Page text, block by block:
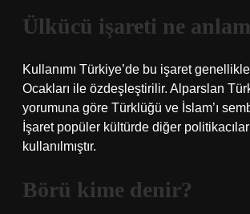
Ülkücü işareti ne
Kullanımı Türkiye’de bu işaret
Ocakları ile özdeşleştirilir. Alparslan
yorumuna göre Türklüğü ve İslam’ı
İşaret popüler kültürde diğer
kullanılmıştır.
Börü kime denir?